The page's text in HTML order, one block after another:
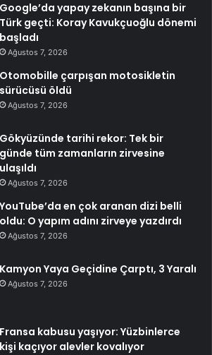
Google’da yapay zekanın başına bir
Türk geçti: Koray Kavukçuoğlu dönemi
başladı
Ağustos 7, 2026
Otomobille çarpışan motosikletin
sürücüsü öldü
Ağustos 7, 2026
Gökyüzünde tarihi rekor: Tek bir
günde tüm zamanların zirvesine
ulaşıldı
Ağustos 7, 2026
YouTube’da en çok aranan dizi belli
oldu: O yapım adını zirveye yazdırdı
Ağustos 7, 2026
Kamyon Yaya Geçidine Çarptı, 3 Yaralı
Ağustos 7, 2026
Fransa kabusu yaşıyor: Yüzbinlerce
kişi kaçıyor alevler kovalıyor